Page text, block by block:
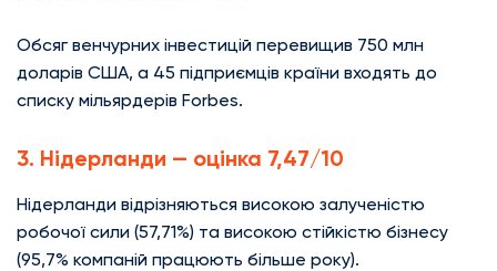
Обсяг венчурних інвестицій перевищив 750 млн
доларів США, а 45 підприємців країни входять до
списку мільярдерів Forbes.
3. Нідерланди — оцінка 7,47/10
Нідерланди відрізняються високою залученістю
робочої сили (57,71%) та високою стійкістю бізнесу
(95,7% компаній працюють більше року).